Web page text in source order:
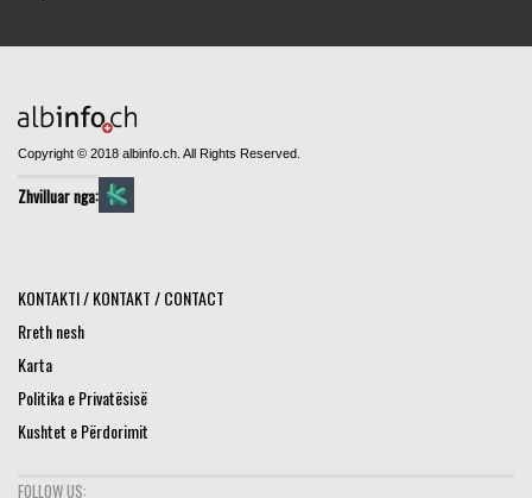
Copyright © 2018 albinfo.ch. All Rights Reserved.
Zhvilluar nga:
KONTAKTI / KONTAKT / CONTACT
Rreth nesh
Karta
Politika e Privatësisë
Kushtet e Përdorimit
FOLLOW US: